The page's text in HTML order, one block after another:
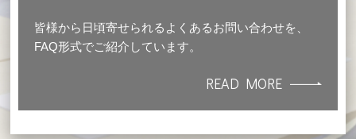
皆様から日頃寄せられるよくあるお問い合わせを、
FAQ形式でご紹介しています。
READ MORE